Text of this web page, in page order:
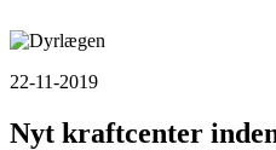
22-11-2019
Nyt kraftcenter